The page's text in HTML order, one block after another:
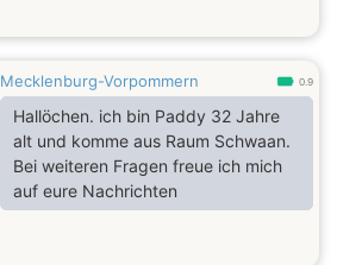
Mecklenburg-Vorpommern 0.9
Hallöchen. ich bin Paddy 32 Jahre
alt und komme aus Raum Schwaan.
Bei weiteren Fragen freue ich mich
auf eure Nachrichten